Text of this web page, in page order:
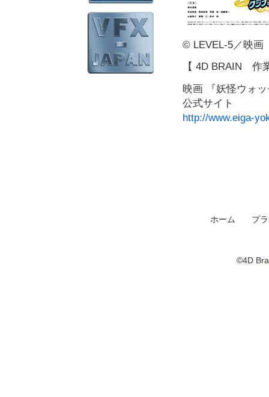
© LEVEL-5／映画
【 4D BRAIN 作
映画 『妖怪ウォ
公式サイト
http://www.eiga-
ホーム プ
©4D